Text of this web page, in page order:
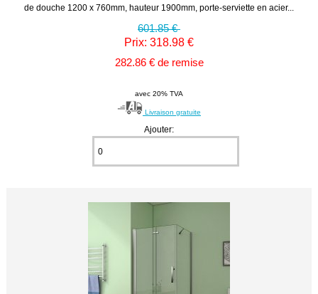
de douche 1200 x 760mm, hauteur 1900mm, porte-serviette en acier...
601.85 €
Prix: 318.98 €
282.86 € de remise
avec 20% TVA
Livraison gratuite
Ajouter: